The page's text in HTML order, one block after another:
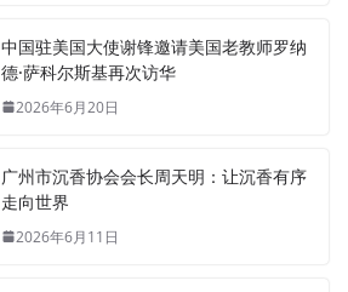
中国驻美国大使谢锋邀请美国老教师罗纳
德·萨科尔斯基再次访华
2026年6月20日
广州市沉香协会会长周天明：让沉香有序
走向世界
2026年6月11日